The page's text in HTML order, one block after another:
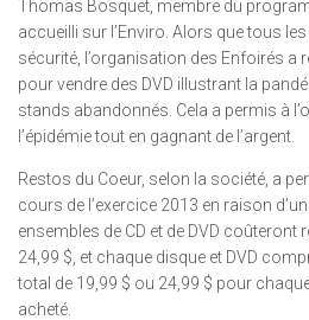
Thomas Bosquet, membre du
accueilli sur l’Enviro. Alors que tous
sécurité, l’organisation des Enfoirés a
pour vendre des DVD illustrant la
stands abandonnés. Cela a permis à
l’épidémie tout en gagnant de l’argent.
Restos du Coeur, selon la société, a
cours de l’exercice 2013 en raison
ensembles de CD et de DVD coûteront
24,99 $, et chaque disque et DVD
total de 19,99 $ ou 24,99 $ pour
acheté.